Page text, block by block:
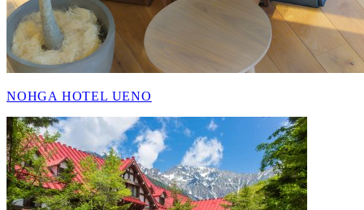
NOHGA HOTEL UENO